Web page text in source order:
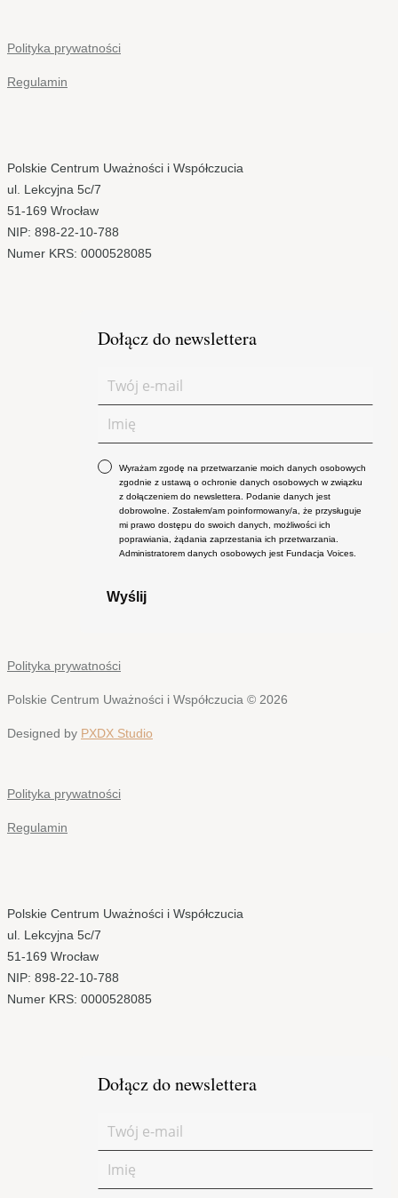
Polityka prywatności
Regulamin
Polskie Centrum Uważności i Współczucia
ul. Lekcyjna 5c/7
51-169 Wrocław
NIP: 898-22-10-788
Numer KRS: 0000528085
Dołącz do newslettera
Wyrażam zgodę na przetwarzanie moich danych osobowych
zgodnie z ustawą o ochronie danych osobowych w związku
z dołączeniem do newslettera. Podanie danych jest
dobrowolne. Zostałem/am poinformowany/a, że przysługuje
mi prawo dostępu do swoich danych, możliwości ich
poprawiania, żądania zaprzestania ich przetwarzania.
Administratorem danych osobowych jest Fundacja Voices.
Wyślij
Polityka prywatności
Polskie Centrum Uważności i Współczucia © 2026
Designed by PXDX Studio
Polityka prywatności
Regulamin
Polskie Centrum Uważności i Współczucia
ul. Lekcyjna 5c/7
51-169 Wrocław
NIP: 898-22-10-788
Numer KRS: 0000528085
Dołącz do newslettera